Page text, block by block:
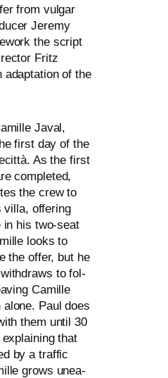
from vul­gar
Jeremy
the script
Fritz
adapt­a­ti­on of the
Javal,
first day of the
As the first
com­ple­ted,
the crew to
vil­la, offe­ring
in his two-seat
looks to
the offer, but he
to fol­
Camille
Paul does
them until 30
that
by a traf­fic
grows unea­